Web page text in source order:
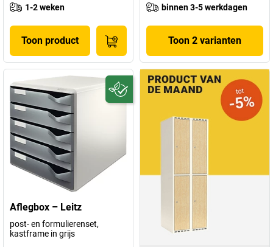
1-2 weken
Toon product
binnen 3-5 werkdagen
Toon 2 varianten
Aflegbox – Leitz
post- en formulierenset,
kastframe in grijs